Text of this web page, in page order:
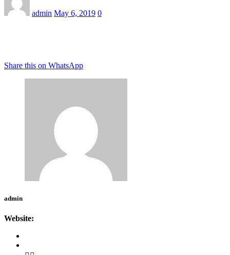
admin May 6, 2019 0
Share this on WhatsApp
admin
Website: